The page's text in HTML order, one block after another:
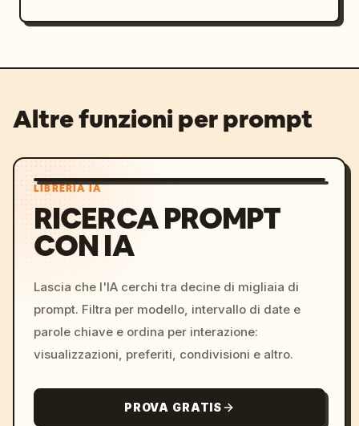
Altre funzioni per prompt
LIBRERIA IA
RICERCA PROMPT
CON IA
Lascia che l'IA cerchi tra decine di migliaia di
prompt. Filtra per modello, intervallo di date e
parole chiave e ordina per interazione:
visualizzazioni, preferiti, condivisioni e altro.
PROVA GRATIS